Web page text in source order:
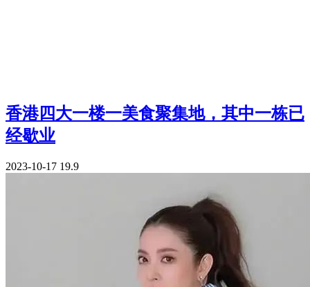
香港四大一楼一美食聚集地，其中一栋已
经歇业
2023-10-17 19.9